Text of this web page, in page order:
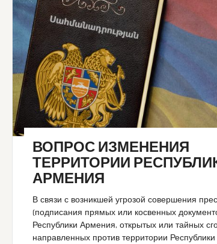
ВОПРОС ИЗМЕНЕНИЯ
ТЕРРИТОРИИ
АРМЕНИЯ
В связи с возникшей угрозой совершения
(подписания прямых или косвенных
Республики Армения, открытых или тайных
направленных против территории